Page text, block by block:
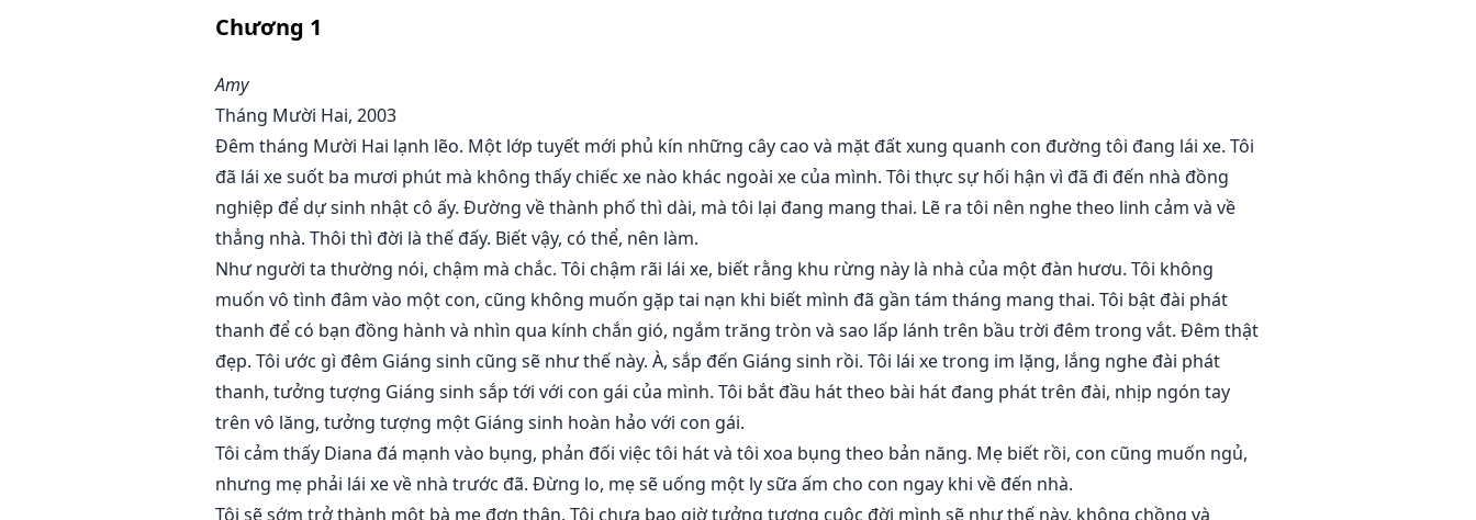
con đã âm mưu với nhau để điều đó không xảy ra. Họ đã giết mẹ con hy vọng con sẽ chết cùng bà ấy. Khi con sống sót, họ đã
giết gia đình con người của mẹ con để giết con. Bố, chú Mike của con và một Alpha khác từ một bầy sói lân cận đã cứu con
"Bố ơi, họ đã cố giết con vì con là nửa dòng máu sao?"
"Không, Diana. Họ đã cố giết con vì con là người thừa kế của bố. Con được định sẵn để trở thành Alpha của bầy sói Lotus."
Chương 1
Amy
Tháng Mười Hai, 2003
Đêm tháng Mười Hai lạnh lẽo. Một lớp tuyết mới phủ kín những cây cao và mặt đất xung quanh con đường tôi đang lái xe. Tôi
đã lái xe suốt ba mươi phút mà không thấy chiếc xe nào khác ngoài xe của mình. Tôi thực sự hối hận vì đã đi đến nhà đồng
nghiệp để dự sinh nhật cô ấy. Đường về thành phố thì dài, mà tôi lại đang mang thai. Lẽ ra tôi nên nghe theo linh cảm và về
thẳng nhà. Thôi thì đời là thế đấy. Biết vậy, có thể, nên làm.
Như người ta thường nói, chậm mà chắc. Tôi chậm rãi lái xe, biết rằng khu rừng này là nhà của một đàn hươu. Tôi không
muốn vô tình đâm vào một con, cũng không muốn gặp tai nạn khi biết mình đã gần tám tháng mang thai. Tôi bật đài phát
thanh để có bạn đồng hành và nhìn qua kính chắn gió, ngắm trăng tròn và sao lấp lánh trên bầu trời đêm trong vắt. Đêm thật
đẹp. Tôi ước gì đêm Giáng sinh cũng sẽ như thế này. À, sắp đến Giáng sinh rồi. Tôi lái xe trong im lặng, lắng nghe đài phát
thanh, tưởng tượng Giáng sinh sắp tới với con gái của mình. Tôi bắt đầu hát theo bài hát đang phát trên đài, nhịp ngón tay
trên vô lăng, tưởng tượng một Giáng sinh hoàn hảo với con gái.
Tôi cảm thấy Diana đá mạnh vào bụng, phản đối việc tôi hát và tôi xoa bụng theo bản năng. Mẹ biết rồi, con cũng muốn ngủ,
nhưng mẹ phải lái xe về nhà trước đã. Đừng lo, mẹ sẽ uống một ly sữa ấm cho con ngay khi về đến nhà.
Tôi sẽ sớm trở thành một bà mẹ đơn thân. Tôi chưa bao giờ tưởng tượng cuộc đời mình sẽ như thế này, không chồng và